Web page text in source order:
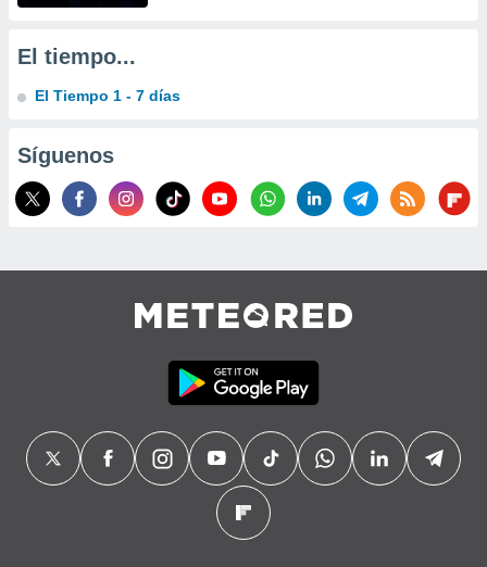
El tiempo...
El Tiempo 1 - 7 días
Síguenos